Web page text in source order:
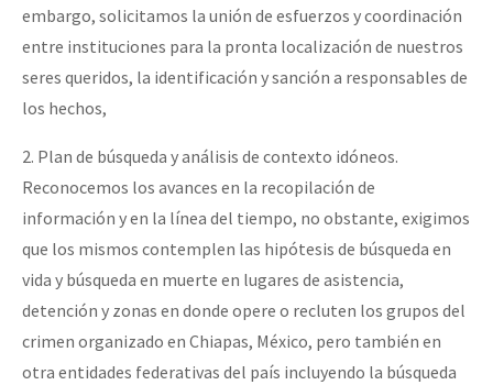
embargo, solicitamos la unión de esfuerzos y coordinación
entre instituciones para la pronta localización de nuestros
seres queridos, la identificación y sanción a responsables de
los hechos,
2. Plan de búsqueda y análisis de contexto idóneos.
Reconocemos los avances en la recopilación de
información y en la línea del tiempo, no obstante, exigimos
que los mismos contemplen las hipótesis de búsqueda en
vida y búsqueda en muerte en lugares de asistencia,
detención y zonas en donde opere o recluten los grupos del
crimen organizado en Chiapas, México, pero también en
otra entidades federativas del país incluyendo la búsqueda